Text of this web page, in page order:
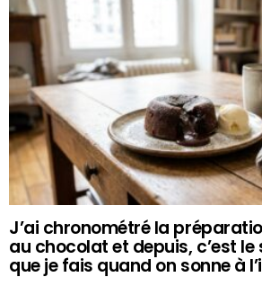
J’ai chronométré la
au chocolat et depuis, c’est le
que je fais quand on sonne à